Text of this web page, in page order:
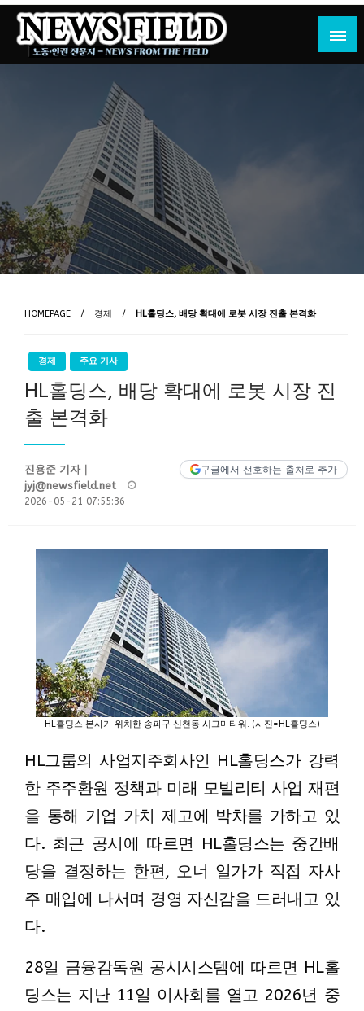
Skip
content
뉴스필드
노동·인권 전문지
HOMEPAGE 경제 HL홀딩스, 배당 확대에 로봇 시장 진출 본격화
경제 주요 기사
HL홀딩스, 배당 확대에 로봇 시장 진
출 본격화
구글에서 선호하는 출처로 추가
진용준 기자｜
jyj@newsfield.net
2026-05-21 07:55:36
HL홀딩스 본사가 위치한 송파구 신천동 시그마타워. (사진=HL홀딩스)
HL그룹의 사업지주회사인 HL홀딩스가 강력
한 주주환원 정책과 미래 모빌리티 사업 재편
을 통해 기업 가치 제고에 박차를 가하고 있
다. 최근 공시에 따르면 HL홀딩스는 중간배
당을 결정하는 한편, 오너 일가가 직접 자사
주 매입에 나서며 경영 자신감을 드러내고 있
다.
28일 금융감독원 공시시스템에 따르면 HL홀
딩스는 지난 11일 이사회를 열고 2026년 중